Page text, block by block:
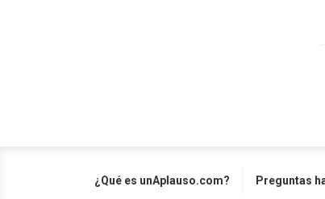
¿Qué es unAplauso.com? Preguntas